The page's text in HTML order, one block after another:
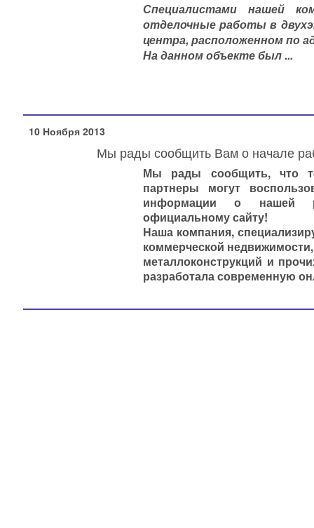
Специалистами нашей
отделочные работы в
центра, расположенном по
На данном объекте был ...
10 Ноября 2013
Мы рады сообщить Вам о начале
Мы рады сообщить, что
партнеры могут
информации о нашей
официальному сайту!
Наша компания,
коммерческой
металлоконструкций и
разработала современную